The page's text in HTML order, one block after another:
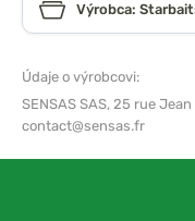
Výrobca:
Údaje o výrobcovi:
SENSAS SAS, 25 rue
contact@sensas.fr